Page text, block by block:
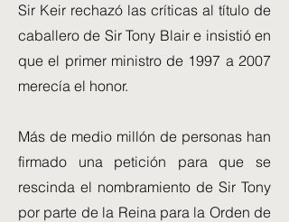
Sir Keir rechazó las críticas al título de
caballero de Sir Tony Blair e insistió en
que el primer ministro de 1997 a 2007
merecía el honor.
Más de medio millón de personas han
firmado una petición para que se
rescinda el nombramiento de Sir Tony
por parte de la Reina para la Orden de